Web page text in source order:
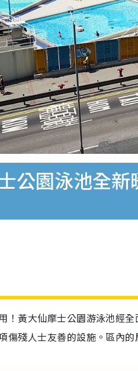
公園泳池全
！黃大仙摩士公園游泳池經
傷殘人士友善的設施。區內